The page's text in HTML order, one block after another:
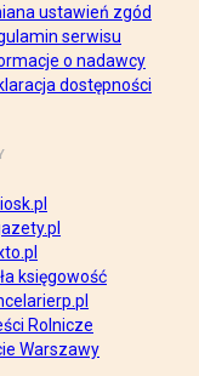
ustawień zgód
serwisu
o nadawcy
dostępności
księgowość
Rolnicze
Warszawy